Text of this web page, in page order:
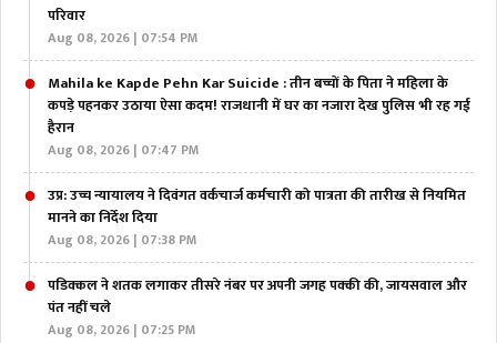
परिवार
Aug 08, 2026 | 07:54 PM
Mahila ke Kapde Pehn Kar Suicide : तीन बच्चों के पिता ने महिला के
कपड़े पहनकर उठाया ऐसा कदम! राजधानी में घर का नजारा देख पुलिस भी रह गई
हैरान
Aug 08, 2026 | 07:47 PM
उप्र: उच्च न्यायालय ने दिवंगत वर्कचार्ज कर्मचारी को पात्रता की तारीख से नियमित
मानने का निर्देश दिया
Aug 08, 2026 | 07:38 PM
पडिक्कल ने शतक लगाकर तीसरे नंबर पर अपनी जगह पक्की की, जायसवाल और
पंत नहीं चले
Aug 08, 2026 | 07:25 PM